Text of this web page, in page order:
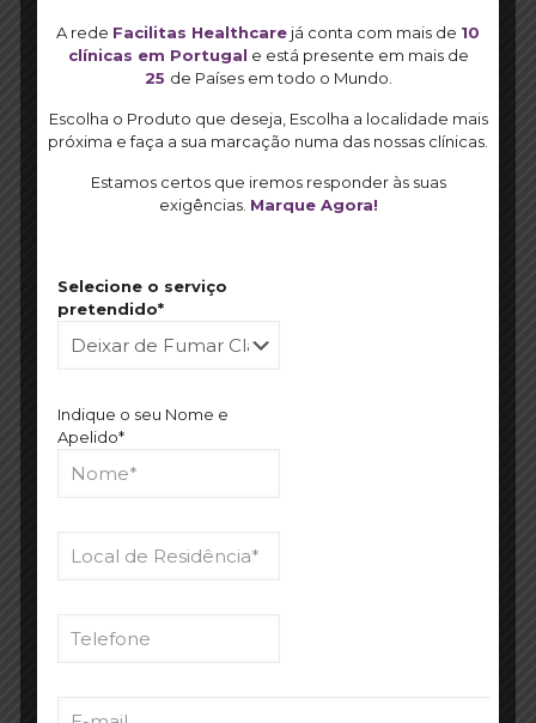
Durante esta terapia softlaser, são estimulados vários
pontos meridianos a nível auricular atuando directamente
nos receptores nitínicos e nos sintomas de privação do
daremos algumas dicas úteis para a sua nova vida sem
cigarros.
Na grande maioria dos casos uma única sessão de 90
adicional, durante o qual, caso seja necessário poderá ser
realizada uma terapia adicional.
Recomendamos caso necessite um tratamento para
tabágicas. As duas terapias podem ser realizadas durante
uma única sessão. Para completar temos disponível nas
(100% Natural).
A rede Facilitas Healthcare já conta com mais de 10
clínicas em Portugal e está presente em mais de
25 de Países em todo o Mundo.
Escolha o Produto que deseja, Escolha a localidade mais
próxima e faça a sua marcação numa das nossas clínicas.
Estamos certos que iremos responder às suas
exigências. Marque Agora!
Selecione o serviço
pretendido*
Indique o seu Nome e
Apelido*